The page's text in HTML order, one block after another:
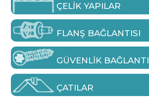
ÇELIK YAPILAR
FLANŞ BAĞLANTISI
GÜVENLIK BAĞLANTI
ÇATILAR